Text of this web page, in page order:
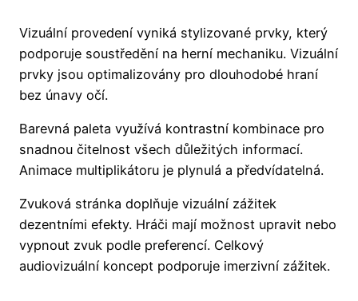
Vizuální provedení vyniká stylizované prvky, který
podporuje soustředění na herní mechaniku. Vizuální
prvky jsou optimalizovány pro dlouhodobé hraní
bez únavy očí.
Barevná paleta využívá kontrastní kombinace pro
snadnou čitelnost všech důležitých informací.
Animace multiplikátoru je plynulá a předvídatelná.
Zvuková stránka doplňuje vizuální zážitek
dezentními efekty. Hráči mají možnost upravit nebo
vypnout zvuk podle preferencí. Celkový
audiovizuální koncept podporuje imerzivní zážitek.